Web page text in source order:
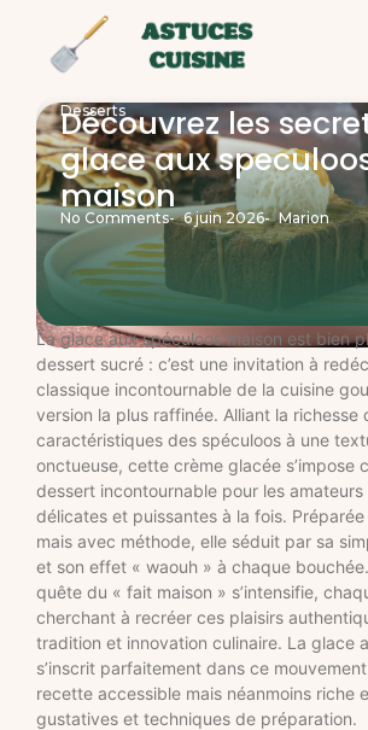
Desserts
Découvrez les
glace aux
maison
No Comments- 6 juin 2026- Marion
La glace aux spéculoos maison est bien
dessert sucré : c’est une invitation à
classique incontournable de la cuisine
version la plus raffinée. Alliant la richesse
caractéristiques des spéculoos à une
onctueuse, cette crème glacée s’impose
dessert incontournable pour les
délicates et puissantes à la fois.
mais avec méthode, elle séduit par sa
et son effet « waouh » à chaque
quête du « fait maison » s’intensifie,
cherchant à recréer ces plaisirs
tradition et innovation culinaire. La glace
s’inscrit parfaitement dans ce
recette accessible mais néanmoins riche
gustatives et techniques de préparation.